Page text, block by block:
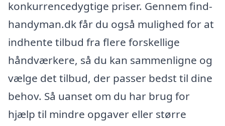
konkurrencedygtige priser. Gennem find-
handyman.dk får du også mulighed for at
indhente tilbud fra flere forskellige
håndværkere, så du kan sammenligne og
vælge det tilbud, der passer bedst til dine
behov. Så uanset om du har brug for
hjælp til mindre opgaver eller større